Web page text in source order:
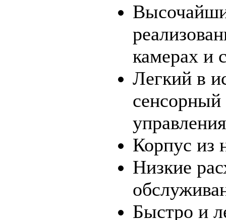
камерах и
Легкий в
сенсорный
Корпус из
Низкие
Быстро и